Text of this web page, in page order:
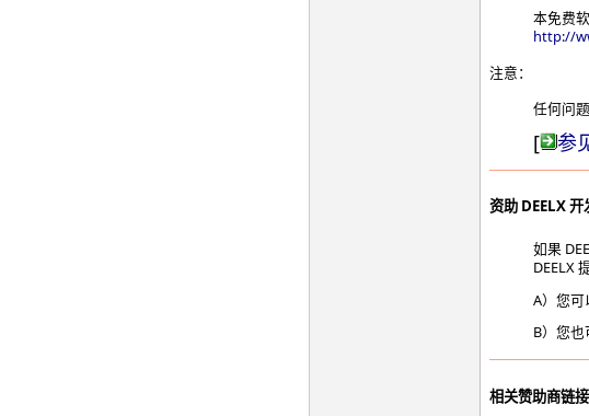
本免费
http://
注意：
任何问
[ 参
资助 DEELX 开
如果
DEELX
A）您
B）您也
相关赞助商链接